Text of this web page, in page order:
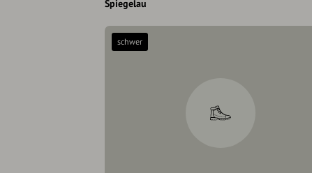
Spiegelau
schwer